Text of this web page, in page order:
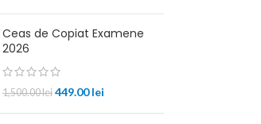
Ceas de Copiat Examene
2026
1,500.00lei 449.00lei